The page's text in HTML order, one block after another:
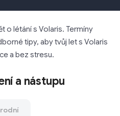
o létání s Volaris. Termíny
tipy, aby tvůj let s Volaris
a bez stresu.
a nástupu